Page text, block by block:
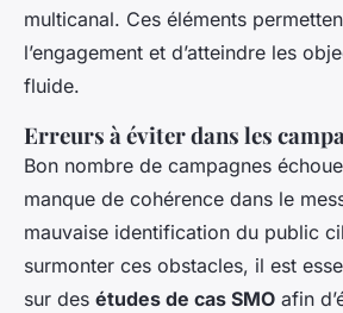
multicanal. Ces éléments
l’engagement et d’atteindre les
fluide.
Erreurs à éviter dans les
Bon nombre de campagnes
manque de cohérence dans le
mauvaise identification du public
surmonter ces obstacles, il est
sur des études de cas SMO afin